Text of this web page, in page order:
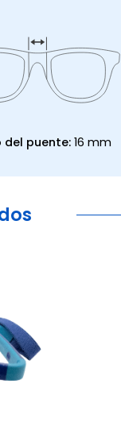
del puente: 16 mm